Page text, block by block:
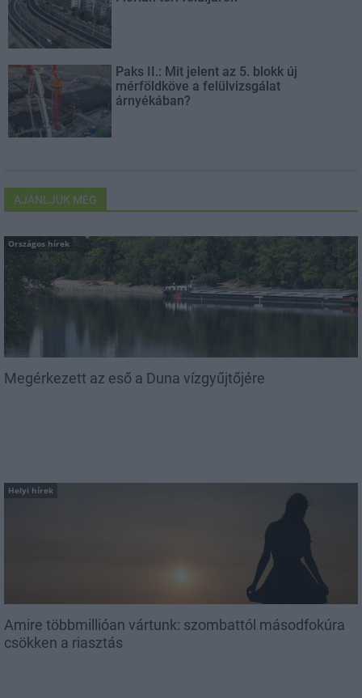
Paks II.: Mit jelent az 5. blokk új
mérföldköve a felülvizsgálat
árnyékában?
AJÁNLJUK MÉG
Országos hírek
Megérkezett az eső a Duna vízgyűjtőjére
Helyi hírek
Amire többmillióan vártunk: szombattól másodfokúra
csökken a riasztás